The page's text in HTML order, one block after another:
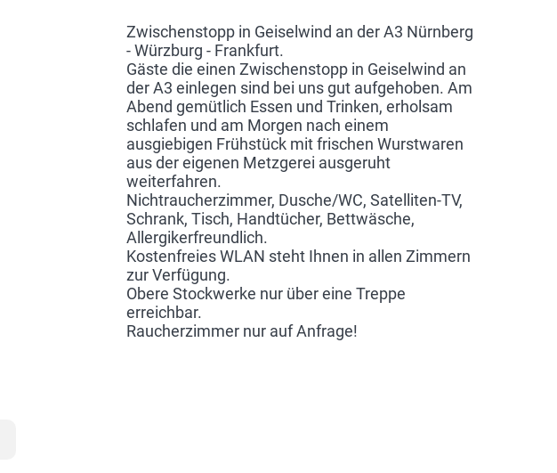
Zwischenstopp in Geiselwind an der A3 Nürnberg
- Würzburg - Frankfurt.
Gäste die einen Zwischenstopp in Geiselwind an
der A3 einlegen sind bei uns gut aufgehoben. Am
Abend gemütlich Essen und Trinken, erholsam
schlafen und am Morgen nach einem
ausgiebigen Frühstück mit frischen Wurstwaren
aus der eigenen Metzgerei ausgeruht
weiterfahren.
Nichtraucherzimmer, Dusche/WC, Satelliten-TV,
Schrank, Tisch, Handtücher, Bettwäsche,
Allergikerfreundlich.
Kostenfreies WLAN steht Ihnen in allen Zimmern
zur Verfügung.
Obere Stockwerke nur über eine Treppe
erreichbar.
Raucherzimmer nur auf Anfrage!